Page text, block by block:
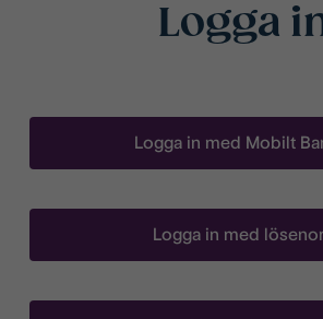
Logga
Logga in med Mobilt
Logga in med